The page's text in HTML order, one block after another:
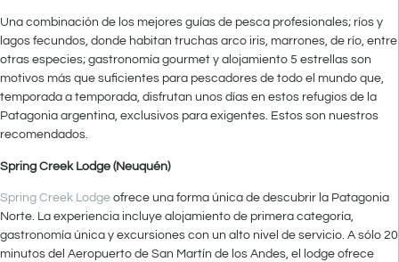
Una combinación de los mejores guías de pesca profesionales; ríos y
lagos fecundos, donde habitan truchas arco iris, marrones, de río, entre
otras especies; gastronomía gourmet y alojamiento 5 estrellas son
motivos más que suficientes para pescadores de todo el mundo que,
temporada a temporada, disfrutan unos días en estos refugios de la
Patagonia argentina, exclusivos para exigentes. Estos son nuestros
recomendados.
Spring Creek Lodge (Neuquén)
Spring Creek Lodge ofrece una forma única de descubrir la Patagonia
Norte. La experiencia incluye alojamiento de primera categoría,
gastronomía única y excursiones con un alto nivel de servicio. A sólo 20
minutos del Aeropuerto de San Martín de los Andes, el lodge ofrece